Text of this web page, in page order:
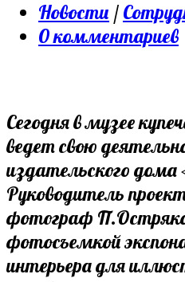
опубликована:
Post
category:
Новости /
Post
0 комментариев
Сегодня в музее
ведет свою
издательского
Руководитель
фотограф
фотосъемкой
интерьера для